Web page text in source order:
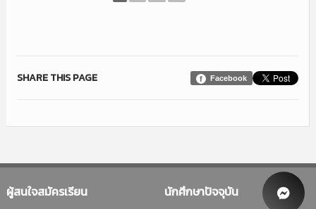
Facebook
SHARE THIS PAGE
ผู้สนใจสมัครเรียน นักศึกษาปัจจุบัน